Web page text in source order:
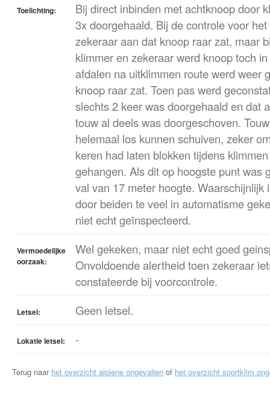
Toelichting:
Bij direct inbinden met achtknoop door
3x doorgehaald. Bij de controle voor
zekeraar aan dat knoop raar zat, maar
klimmer en zekeraar werd knoop toch
afdalen na uitklimmen route werd weer
knoop raar zat. Toen pas werd
slechts 2 keer was doorgehaald en dat
touw al deels was doorgeschoven.
helemaal los kunnen schuiven, zeker
keren had laten blokken tijdens
gehangen. Als dit op hoogste punt was
val van 17 meter hoogte. Waarschijnlijk
door beiden te veel in automatisme
niet echt geïnspecteerd.
Vermoedelijke
oorzaak:
Wel gekeken, maar niet echt goed
Onvoldoende alertheid toen zekeraar
constateerde bij voorcontrole.
Letsel: Geen letsel.
Lokatie letsel: -
Terug naar het overzicht alpiene ongevallen of het overzicht sportklim